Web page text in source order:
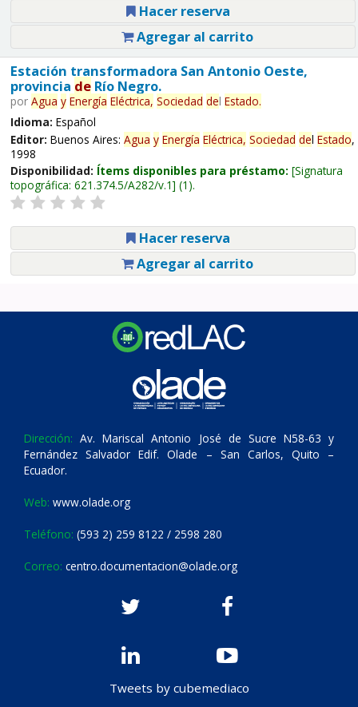
Hacer reserva
Agregar al carrito
Estación transformadora San Antonio Oeste,
provincia deRío Negro.
por Agua y Energía Eléctrica, Sociedad del Estado.
Idioma: Español
Editor: Buenos Aires: Agua y Energía Eléctrica, Sociedad del Estado,
1998
Disponibilidad: Ítems disponibles para préstamo: Signatura
topográfica: 621.374.5/A282/v.1 (1).
Hacer reserva
Agregar al carrito
Dirección: Av. Mariscal Antonio José de Sucre N58-63 y
Fernández Salvador Edif. Olade – San Carlos, Quito –
Ecuador.
Web: www.olade.org
Teléfono: (593 2) 259 8122 / 2598 280
Correo: centro.documentacion@olade.org
Tweets by cubemediaco